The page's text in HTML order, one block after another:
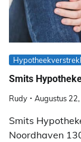
Smits
Rudy Augustus
Smits
Noordhaven